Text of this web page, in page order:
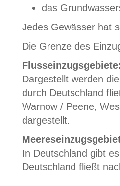
das
Jedes Gewässer hat
Die Grenze des
Dargestellt werden
durch Deutschland
Warnow / Peene,
dargestellt.
In Deutschland gibt
Deutschland fließt